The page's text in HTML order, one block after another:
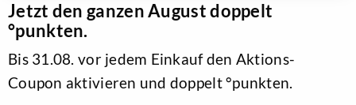
Jetzt den ganzen August doppelt
°punkten.
Bis 31.08. vor jedem Einkauf den Aktions-
Coupon aktivieren und doppelt °punkten.